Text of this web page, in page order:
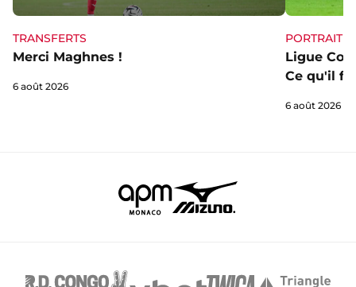
TRANSFERTS
Merci Maghnes !
6 août 2026
PORTRAIT
Ligue
Ce qu'il
6 août 2026